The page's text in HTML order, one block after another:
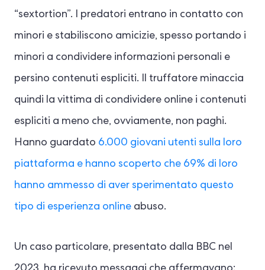
“sextortion”. I predatori entrano in contatto con
minori e stabiliscono amicizie, spesso portando i
minori a condividere informazioni personali e
persino contenuti espliciti. Il truffatore minaccia
quindi la vittima di condividere online i contenuti
espliciti a meno che, ovviamente, non paghi.
Hanno guardato 6.000 giovani utenti sulla loro
piattaforma e hanno scoperto che 69% di loro
hanno ammesso di aver sperimentato questo
tipo di esperienza online abuso.
Un caso particolare, presentato dalla BBC nel